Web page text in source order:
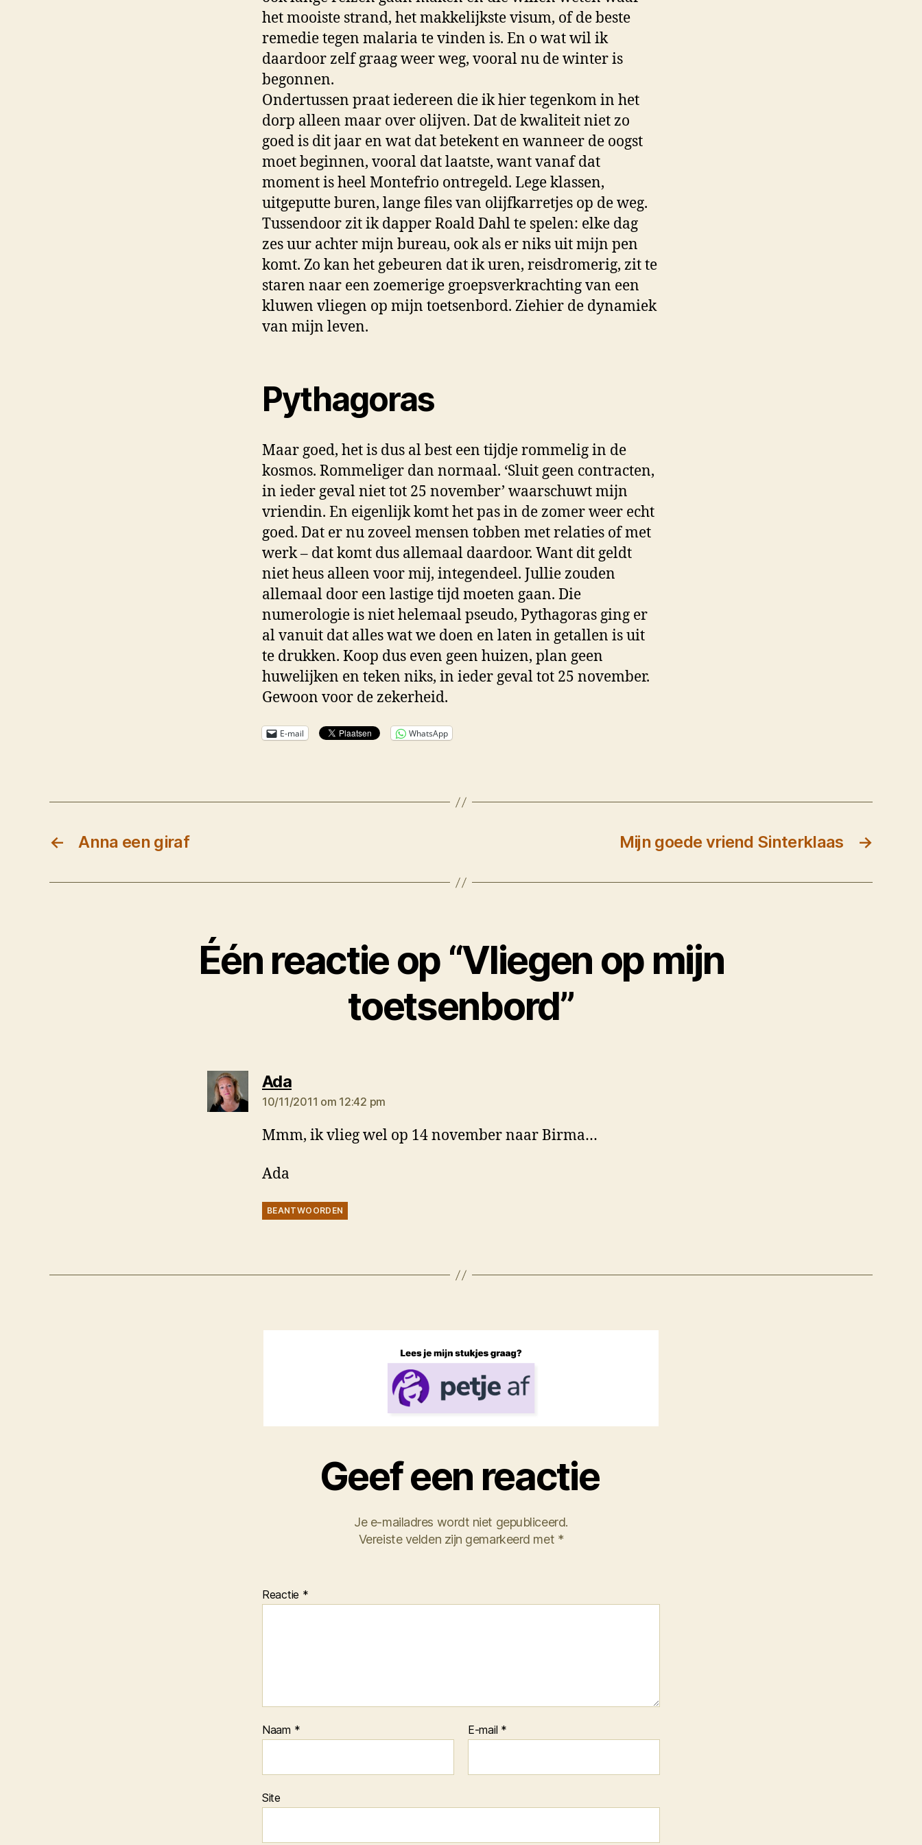
het mooiste strand, het makkelijkste visum, of de beste
remedie tegen malaria te vinden is. En o wat wil ik
daardoor zelf graag weer weg, vooral nu de winter is
begonnen.
Ondertussen praat iedereen die ik hier tegenkom in het
dorp alleen maar over olijven. Dat de kwaliteit niet zo
goed is dit jaar en wat dat betekent en wanneer de oogst
moet beginnen, vooral dat laatste, want vanaf dat
moment is heel Montefrio ontregeld. Lege klassen,
uitgeputte buren, lange files van olijfkarretjes op de weg.
Tussendoor zit ik dapper Roald Dahl te spelen: elke dag
zes uur achter mijn bureau, ook als er niks uit mijn pen
komt. Zo kan het gebeuren dat ik uren, reisdromerig, zit te
staren naar een zoemerige groepsverkrachting van een
kluwen vliegen op mijn toetsenbord. Ziehier de dynamiek
van mijn leven.
Pythagoras
Maar goed, het is dus al best een tijdje rommelig in de
kosmos. Rommeliger dan normaal. ‘Sluit geen contracten,
in ieder geval niet tot 25 november’ waarschuwt mijn
vriendin. En eigenlijk komt het pas in de zomer weer echt
goed. Dat er nu zoveel mensen tobben met relaties of met
werk – dat komt dus allemaal daardoor. Want dit geldt
niet heus alleen voor mij, integendeel. Jullie zouden
allemaal door een lastige tijd moeten gaan. Die
numerologie is niet helemaal pseudo, Pythagoras ging er
al vanuit dat alles wat we doen en laten in getallen is uit
te drukken. Koop dus even geen huizen, plan geen
huwelijken en teken niks, in ieder geval tot 25 november.
Gewoon voor de zekerheid.
E-mail WhatsApp
← Anna een giraf →
Mijn goede vriend Sinterklaas
Één reactie op “Vliegen op mijn
toetsenbord”
Adazegt:
10/11/2011 om 12:42 pm
Mmm, ik vlieg wel op 14 november naar Birma…
Ada
BEANTWOORDEN
Geef een reactie
Je e-mailadres wordt niet gepubliceerd.
Vereiste velden zijn gemarkeerd met *
Reactie *
Naam * E-mail *
Site